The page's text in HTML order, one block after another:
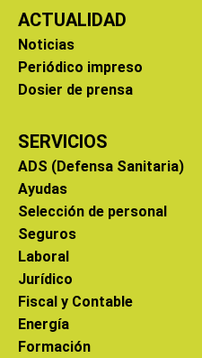
ACTUALIDAD
Noticias
Periódico impreso
Dosier de prensa
SERVICIOS
ADS (Defensa Sanitaria)
Ayudas
Selección de personal
Seguros
Laboral
Jurídico
Fiscal y Contable
Energía
Formación